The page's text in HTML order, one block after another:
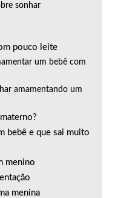
sonhar
pouco leite
um bebê com
amamentando um
bebê e que sai muito
menino
menina